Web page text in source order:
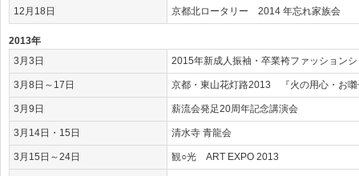
12月18日 京都北ロータリー 2014 年忘れ家族会
2013年
3月3日
2015年新成人振袖・卒業袴ファッション
3月8日～17日 京都・東山花灯路2013 『火の用心・お囃
3月9日 薪流会発足20周年記念講演会
3月14日・15日 清水寺 青龍会
3月15日～24日 観○光 ART EXPO 2013